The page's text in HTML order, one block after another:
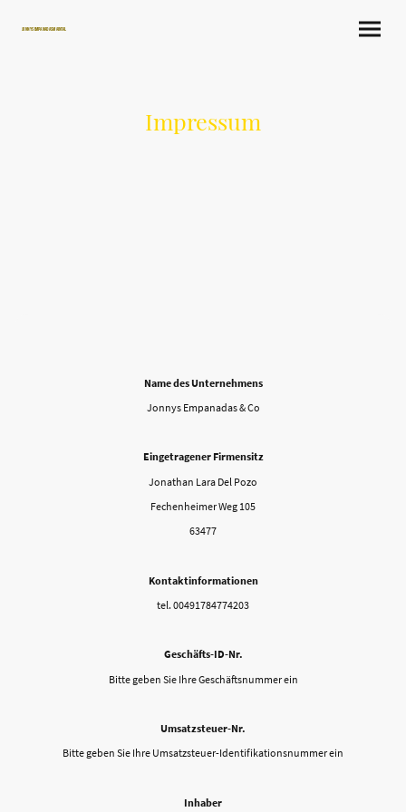
Jonnys Empanadas Maintal
Impressum
Name des Unternehmens
Jonnys Empanadas & Co
Eingetragener Firmensitz
Jonathan Lara Del Pozo
Fechenheimer Weg 105
63477
Kontaktinformationen
tel. 00491784774203
Geschäfts-ID-Nr.
Bitte geben Sie Ihre Geschäftsnummer ein
Umsatzsteuer-Nr.
Bitte geben Sie Ihre Umsatzsteuer-Identifikationsnummer ein
Inhaber